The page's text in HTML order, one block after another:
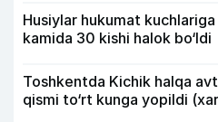
Husiylar hukumat
kamida 30 kishi halok bo‘ldi
Toshkentda Kichik halqa
qismi to‘rt kunga yopildi